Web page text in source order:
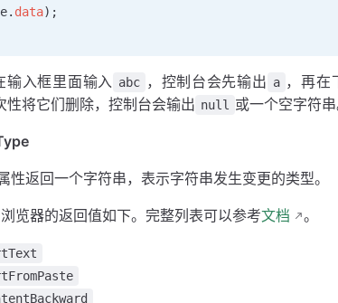
e. data);
输入框里面输入 abc ，控制台会先输出 a ，再在
性将它们删除，控制台会输出 null 或一个空字符串
性返回一个字符串，表示字符串发生变更的类型。
览器的返回值如下。完整列表可以参考文档 。